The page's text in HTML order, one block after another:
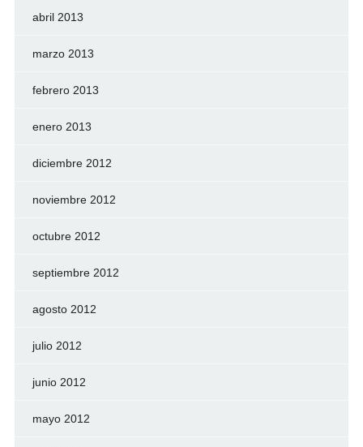
abril 2013
marzo 2013
febrero 2013
enero 2013
diciembre 2012
noviembre 2012
octubre 2012
septiembre 2012
agosto 2012
julio 2012
junio 2012
mayo 2012